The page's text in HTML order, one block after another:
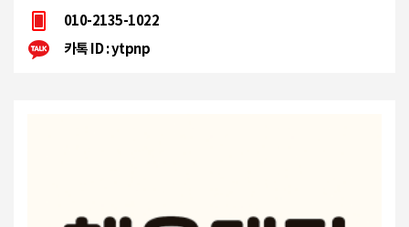
010-2135-1022
카톡 ID : ytpnp